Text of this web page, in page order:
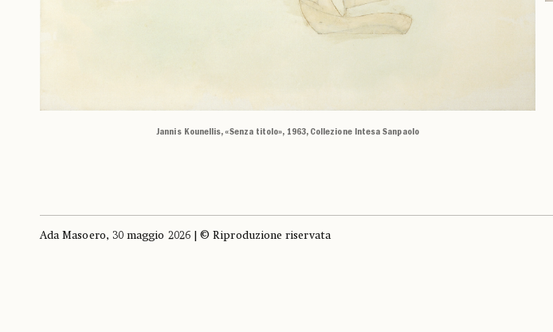
Jannis Kounellis, «Senza titolo», 1963, Collezione Intesa Sanpaolo
Ada Masoero, 30 maggio 2026 | © Riproduzione riservata